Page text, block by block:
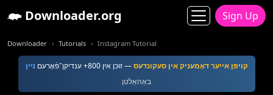
Downloader.org Sign Up
Downloader Tutorials Instagram Tutorial
קויפן אייער דאָמעניק אין סעקונדעס— זוכן אין 800+ ענדיקן־פֿאָרעם
נײן
באַהאַלטן